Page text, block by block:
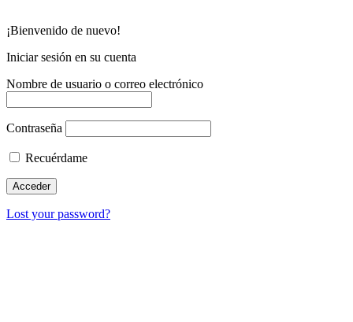
¡Bienvenido de nuevo!
Iniciar sesión en su cuenta
Nombre de usuario o correo electrónico
Contraseña
Recuérdame
Lost your password?